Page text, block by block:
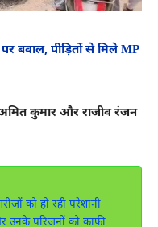
बवाल, पीड़ितों से मिले MP
कुमार और राजीव रंजन
को हो रही परेशानी
उनके परिजनों को काफी